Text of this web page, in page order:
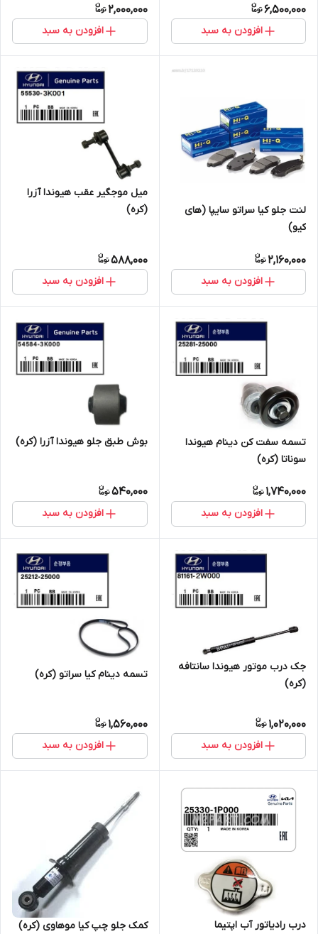
6,500,000
افزودن به سبد
2,000,000
افزودن به سبد
لنت جلو کیا سراتو سایپا (های
کیو)
2,160,000
افزودن به سبد
میل موجگیر عقب هیوندا آزرا
(کره)
588,000
افزودن به سبد
تسمه سفت کن دینام هیوندا
سوناتا (کره)
1,740,000
افزودن به سبد
بوش طبق جلو هیوندا آزرا (کره)
540,000
افزودن به سبد
جک درب موتور هیوندا سانتافه
(کره)
1,020,000
افزودن به سبد
تسمه دینام کیا سراتو (کره)
1,560,000
افزودن به سبد
درب رادیاتور آب اپتیما کمک جلو چپ کیا موهاوی (کره)